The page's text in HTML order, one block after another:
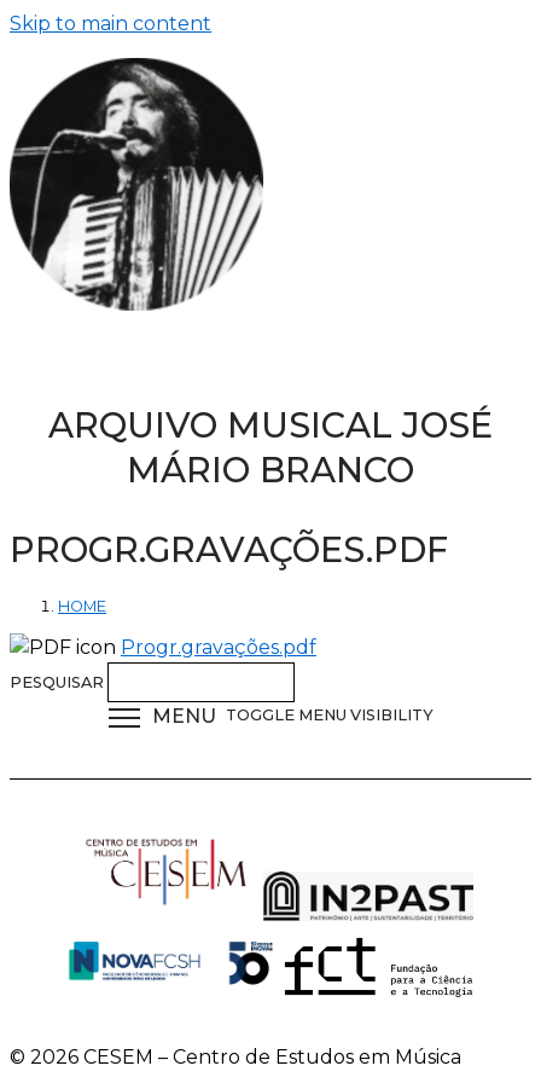
Skip to main content
ARQUIVO MUSICAL JOSÉ
MÁRIO BRANCO
PROGR.GRAVAÇÕES.PDF
HOME
Progr.gravações.pdf
PESQUISAR
MENU TOGGLE MENU VISIBILITY
© 2026 CESEM – Centro de Estudos em Música